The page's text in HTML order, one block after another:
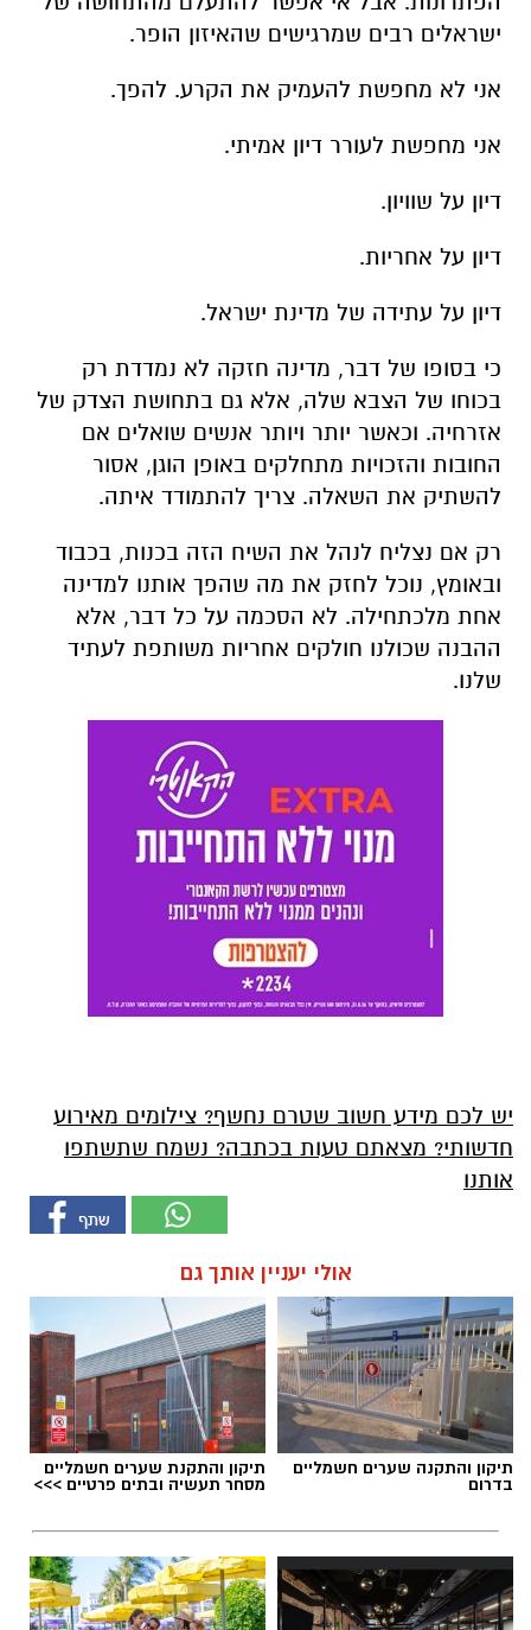
ישראלים רבים שמרגישים שהאיזון הופר.
אני לא מחפשת להעמיק את הקרע. להפך.
אני מחפשת לעורר דיון אמיתי.
דיון על שוויון.
דיון על אחריות.
דיון על עתידה של מדינת ישראל.
כי בסופו של דבר, מדינה חזקה לא נמדדת רק
בכוחו של הצבא שלה, אלא גם בתחושת הצדק של
אזרחיה. וכאשר יותר ויותר אנשים שואלים אם
החובות והזכויות מתחלקים באופן הוגן, אסור
להשתיק את השאלה. צריך להתמודד איתה.
רק אם נצליח לנהל את השיח הזה בכנות, בכבוד
ובאומץ, נוכל לחזק את מה שהפך אותנו למדינה
אחת מלכתחילה. לא הסכמה על כל דבר, אלא
ההבנה שכולנו חולקים אחריות משותפת לעתיד
שלנו.
יש לכם מידע חשוב שטרם נחשף? צילומים מאירוע
חדשותי? מצאתם טעות בכתבה? נשמח שתשתפו
אותנו
אולי יעניין אותך גם
תיקון והתקנה שערים חשמליים
בדרום
תיקון והתקנת שערים חשמליים
מסחר תעשיה ובתים פרטיים >>>